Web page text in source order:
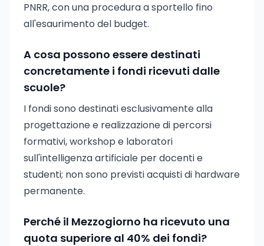
PNRR, con una procedura a sportello fino
all'esaurimento del budget.
A cosa possono essere destinati
concretamente i fondi ricevuti dalle
scuole?
I fondi sono destinati esclusivamente alla
progettazione e realizzazione di percorsi
formativi, workshop e laboratori
sull'intelligenza artificiale per docenti e
studenti; non sono previsti acquisti di hardware
permanente.
Perché il Mezzogiorno ha ricevuto una
quota superiore al 40% dei fondi?